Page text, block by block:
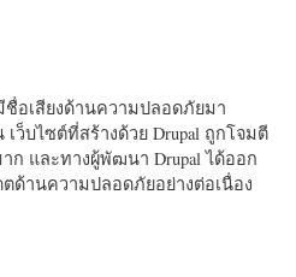
ชื่อเสียงด้านความปลอดภัยมา
เว็บไซต์ที่สร้างด้วย Drupal ถูกโจมตี
ก และทางผู้พัฒนา Drupal ได้ออก
ตด้านความปลอดภัยอย่างต่อเนื่อง